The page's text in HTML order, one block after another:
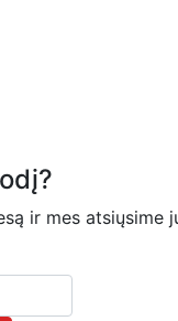
ir mes